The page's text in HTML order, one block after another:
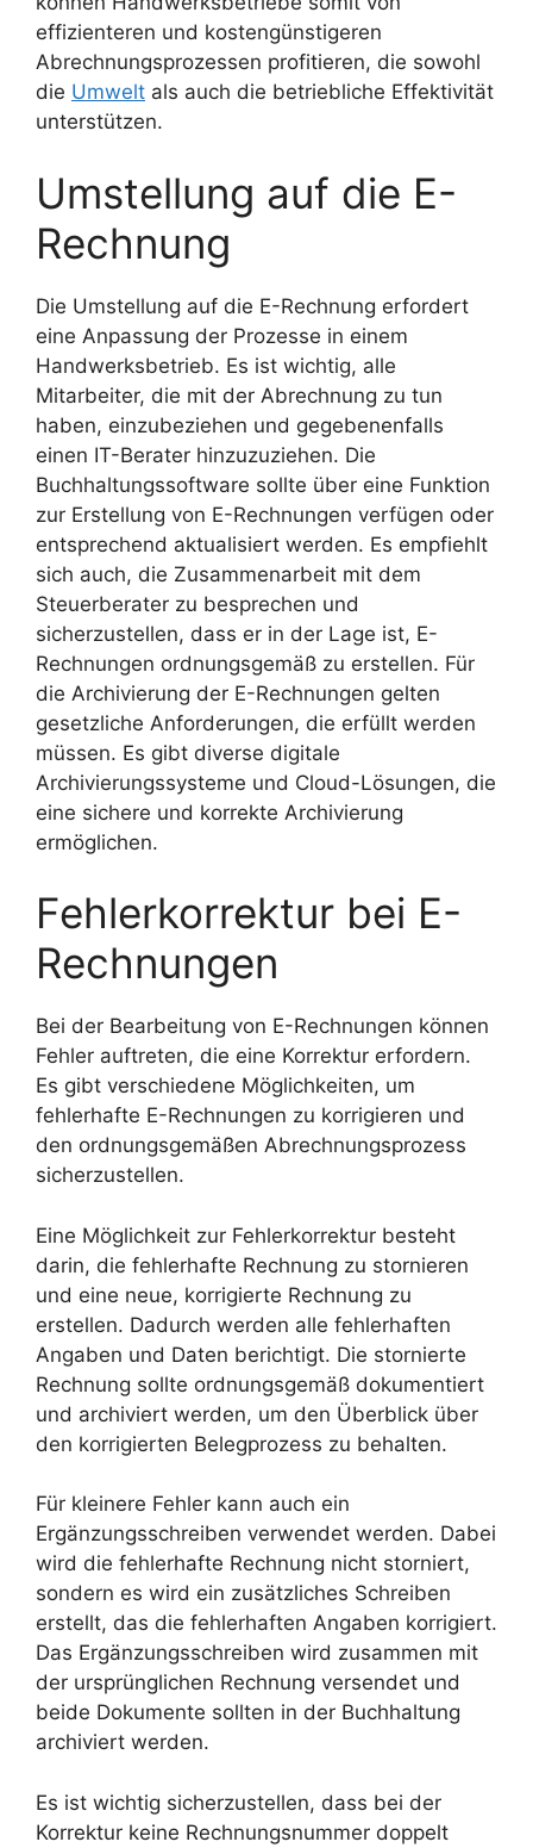
effizienteren und kostengünstigeren
Abrechnungsprozessen profitieren, die sowohl
die Umwelt als auch die betriebliche Effektivität
unterstützen.
Umstellung auf die E-
Rechnung
Die Umstellung auf die E-Rechnung erfordert
eine Anpassung der Prozesse in einem
Handwerksbetrieb. Es ist wichtig, alle
Mitarbeiter, die mit der Abrechnung zu tun
haben, einzubeziehen und gegebenenfalls
einen IT-Berater hinzuzuziehen. Die
Buchhaltungssoftware sollte über eine Funktion
zur Erstellung von E-Rechnungen verfügen oder
entsprechend aktualisiert werden. Es empfiehlt
sich auch, die Zusammenarbeit mit dem
Steuerberater zu besprechen und
sicherzustellen, dass er in der Lage ist, E-
Rechnungen ordnungsgemäß zu erstellen. Für
die Archivierung der E-Rechnungen gelten
gesetzliche Anforderungen, die erfüllt werden
müssen. Es gibt diverse digitale
Archivierungssysteme und Cloud-Lösungen, die
eine sichere und korrekte Archivierung
ermöglichen.
Fehlerkorrektur bei E-
Rechnungen
Bei der Bearbeitung von E-Rechnungen können
Fehler auftreten, die eine Korrektur erfordern.
Es gibt verschiedene Möglichkeiten, um
fehlerhafte E-Rechnungen zu korrigieren und
den ordnungsgemäßen Abrechnungsprozess
sicherzustellen.
Eine Möglichkeit zur Fehlerkorrektur besteht
darin, die fehlerhafte Rechnung zu stornieren
und eine neue, korrigierte Rechnung zu
erstellen. Dadurch werden alle fehlerhaften
Angaben und Daten berichtigt. Die stornierte
Rechnung sollte ordnungsgemäß dokumentiert
und archiviert werden, um den Überblick über
den korrigierten Belegprozess zu behalten.
Für kleinere Fehler kann auch ein
Ergänzungsschreiben verwendet werden. Dabei
wird die fehlerhafte Rechnung nicht storniert,
sondern es wird ein zusätzliches Schreiben
erstellt, das die fehlerhaften Angaben korrigiert.
Das Ergänzungsschreiben wird zusammen mit
der ursprünglichen Rechnung versendet und
beide Dokumente sollten in der Buchhaltung
archiviert werden.
Es ist wichtig sicherzustellen, dass bei der
Korrektur keine Rechnungsnummer doppelt